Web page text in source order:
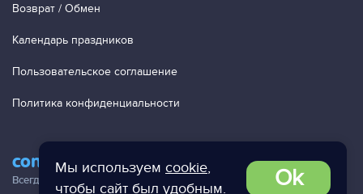
Мы используем cookie,
чтобы сайт был удобным.
Ok
contact@ac-studio.ru
Всегда отвечаем на ваши письма!
Возврат / Обмен
Календарь праздников
Пользовательское соглашение
Политика конфиденциальности